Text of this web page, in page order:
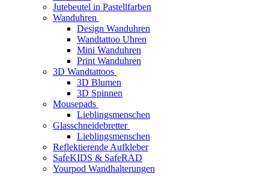
Jutebeutel in Pastellfarben
Wanduhren
Design Wanduhren
Wandtattoo Uhren
Mini Wanduhren
Print Wanduhren
3D Wandtattoos
3D Blumen
3D Spinnen
Mousepads
Lieblingsmenschen
Glasschneidebretter
Lieblingsmenschen
Reflektierende Aufkleber
SafeKIDS & SafeRAD
Yourpod Wandhalterungen